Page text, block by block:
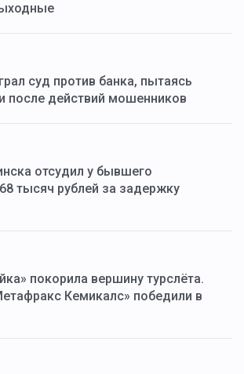
суд против банка, пытаясь
после действий мошенников
отсудил у бывшего
тысяч рублей за задержку
покорила вершину турслёта.
Кемикалс» победили в